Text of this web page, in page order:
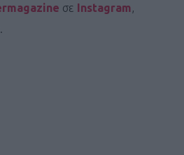
σε Instagram,
.